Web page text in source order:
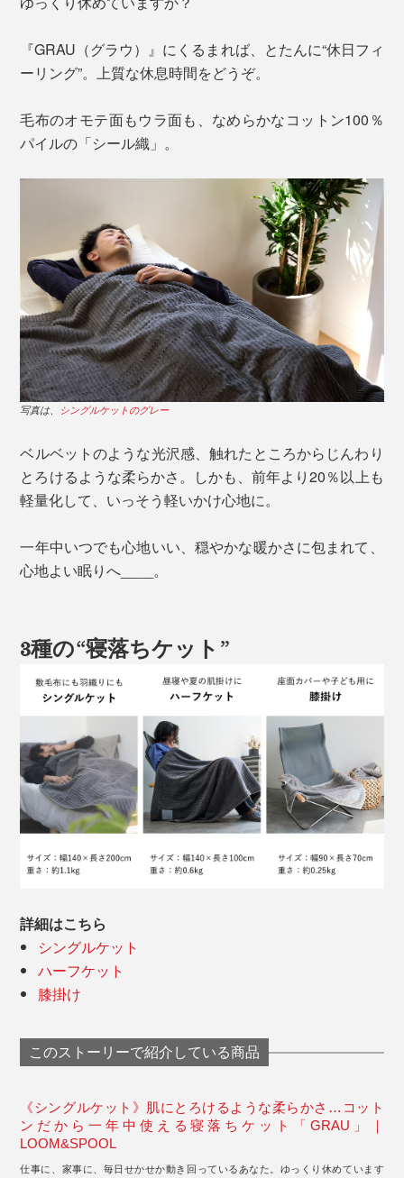
『GRAU（グラウ）』にくるまれば、とたんに“休日フィ
ーリング”。上質な休息時間をどうぞ。
毛布のオモテ面もウラ面も、なめらかなコットン100％
パイルの「シール織」。
写真は、 シングルケットのグレー
ベルベットのような光沢感、触れたところからじんわり
とろけるような柔らかさ。しかも、前年より20％以上も
軽量化して、いっそう軽いかけ心地に。
一年中いつでも心地いい、穏やかな暖かさに包まれて、
心地よい眠りへ____。
3種の“寝落ちケット”
詳細はこちら
シングルケット
ハーフケット
膝掛け
このストーリーで紹介している商品
《シングルケット》肌にとろけるような柔らかさ…コット
ンだから一年中使える寝落ちケット「GRAU」｜
LOOM&SPOOL
仕事に、家事に、毎日せかせか動き回っているあなた。ゆっくり休めています